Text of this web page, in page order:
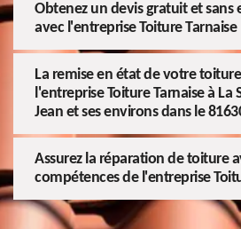
Obtenez un devis gratuit et sans
avec l'entreprise Toiture Tarnaise
La remise en état de votre
l'entreprise Toiture Tarnaise à La
Jean et ses environs dans le
Assurez la réparation de toiture
compétences de l'entreprise